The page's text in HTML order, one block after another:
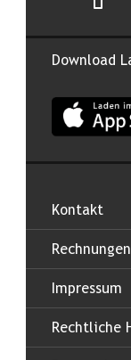
Download
App Land
Kontakt
Rechnungen
Impressum
Rechtliche